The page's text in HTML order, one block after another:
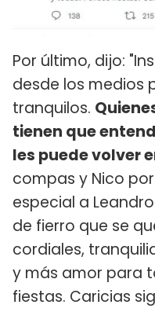
Por último, dijo:
desde los medios
tranquilos.
tienen que
les puede volver
compas y Nico
especial a
de fierro que se
cordiales,
y más amor para
fiestas. Caricias